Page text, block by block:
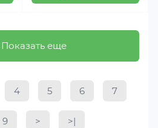
Показать еще
4 5 6 7
9 > >|